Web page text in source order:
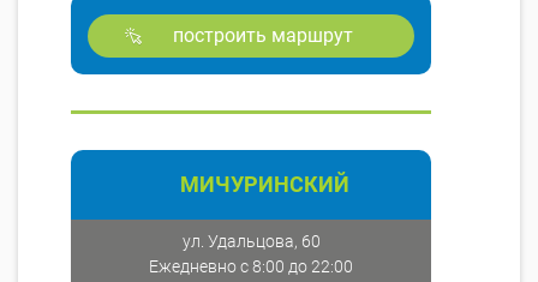
построить маршрут
МИЧУРИНСКИЙ
ул. Удальцова, 60
Ежедневно с 8:00 до 22:00